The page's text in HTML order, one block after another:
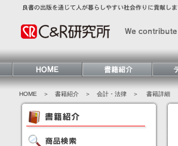
HOME ＞ 書籍紹介 ＞ 会計・法律＞ 書籍詳細